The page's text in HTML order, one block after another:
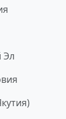
Эл